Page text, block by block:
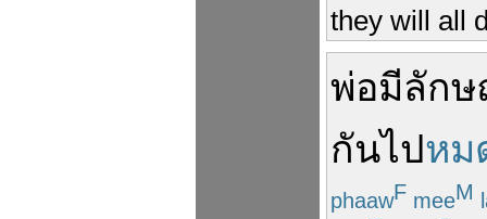
they will all
พ่อมีลัก
กันไปหม
phaawF meeM